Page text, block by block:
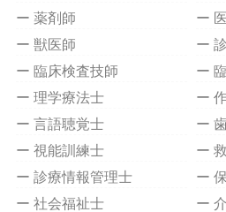
ー 薬剤師
ー
ー 獣医師
ー
ー 臨床検査技師
ー
ー 理学療法士
ー
ー 言語聴覚士
ー
ー 視能訓練士
ー
ー 診療情報管理士
ー
ー 社会福祉士
ー